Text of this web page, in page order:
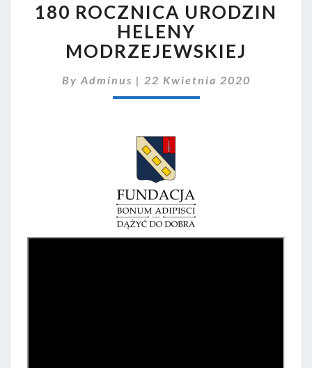
ROCZNICA
URODZIN
HELENY
MODRZEJEWSKIEJ
180 ROCZNICA URODZIN
HELENY
MODRZEJEWSKIEJ
By Adminus | 22 Kwietnia 2020